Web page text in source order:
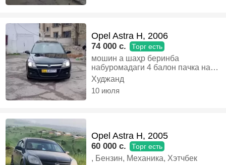
Opel Astra H, 2006
74 000 c. Торг есть
мошин а шаҳр беринба
набуромадаги 4 балон пачка нав
палирофка шудаги мегири факат
хай мекуни тамом, Газ-бензин,
Механика, Универсал
Худжанд
10 июля
Opel Astra H, 2005
60 000 c. Торг есть
, Бензин, Механика, Хэтчбек